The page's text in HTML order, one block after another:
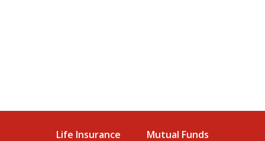
Life Insurance Mutual Funds